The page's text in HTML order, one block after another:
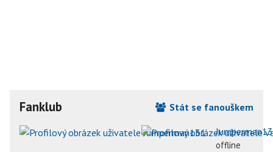
Fanklub
Stát se fanouškem
offline